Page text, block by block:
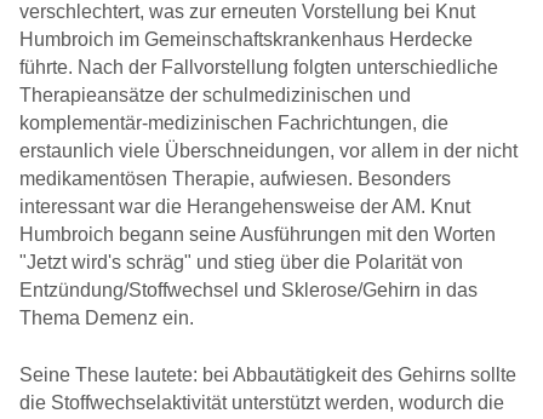
verschlechtert, was zur erneuten Vorstellung bei Knut
Humbroich im Gemeinschaftskrankenhaus Herdecke
führte. Nach der Fallvorstellung folgten unterschiedliche
Therapieansätze der schulmedizinischen und
komplementär-medizinischen Fachrichtungen, die
erstaunlich viele Überschneidungen, vor allem in der nicht
medikamentösen Therapie, aufwiesen. Besonders
interessant war die Herangehensweise der AM. Knut
Humbroich begann seine Ausführungen mit den Worten
"Jetzt wird's schräg" und stieg über die Polarität von
Entzündung/Stoffwechsel und Sklerose/Gehirn in das
Thema Demenz ein.
Seine These lautete: bei Abbautätigkeit des Gehirns sollte
die Stoffwechselaktivität unterstützt werden, wodurch die